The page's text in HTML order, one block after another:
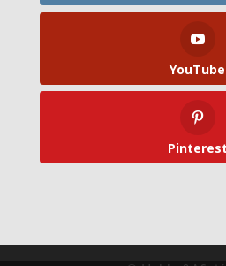
YouTube
Pinterest